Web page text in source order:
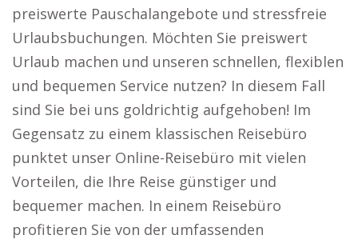
preiswerte Pauschalangebote und stressfreie
Urlaubsbuchungen. Möchten Sie preiswert
Urlaub machen und unseren schnellen, flexiblen
und bequemen Service nutzen? In diesem Fall
sind Sie bei uns goldrichtig aufgehoben! Im
Gegensatz zu einem klassischen Reisebüro
punktet unser Online-Reisebüro mit vielen
Vorteilen, die Ihre Reise günstiger und
bequemer machen. In einem Reisebüro
profitieren Sie von der umfassenden